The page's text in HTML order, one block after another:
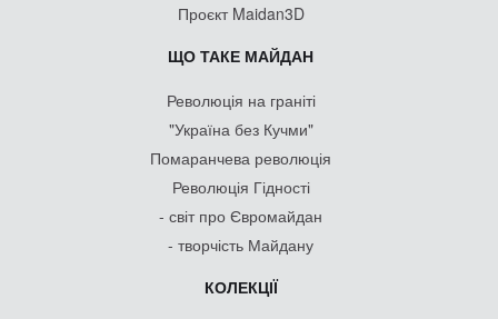
Проєкт Maidan3D
ЩО ТАКЕ МАЙДАН
Революція на граніті
"Україна без Кучми"
Помаранчева революція
Революція Гідності
- світ про Євромайдан
- творчість Майдану
КОЛЕКЦІЇ